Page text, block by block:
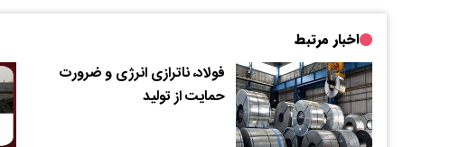
اخبار مرتبط
فولاد، ناترازی انرژی و ضرورت
حمایت از تولید